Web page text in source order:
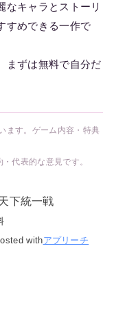
なキャラとストーリ
すめできる一作で
まずは無料で自分だ
ます。ゲーム内容・特典
代表的な意見です。
下統一戦
withアプリーチ